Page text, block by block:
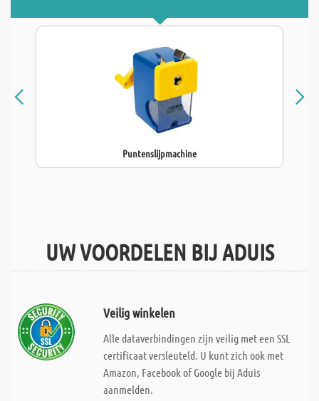
Puntenslijpmachine
UW VOORDELEN BIJ ADUIS
Veilig winkelen
Alle dataverbindingen zijn veilig met een SSL
certificaat versleuteld. U kunt zich ook met
Amazon, Facebook of Google bij Aduis
aanmelden.